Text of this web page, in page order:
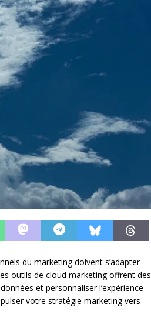
du marketing doivent s’adapter
outils de cloud marketing offrent des
et personnaliser l’expérience
votre stratégie marketing vers